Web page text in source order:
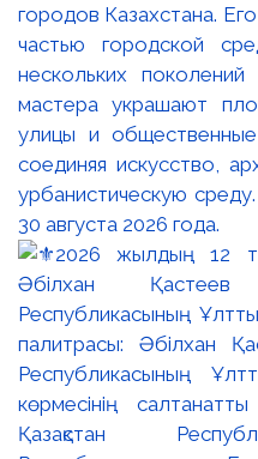
городов Казахстана.
частью городской
нескольких поколений
мастера украшают
улицы и общественные
соединяя искусство,
урбанистическую
30 августа 2026 года.